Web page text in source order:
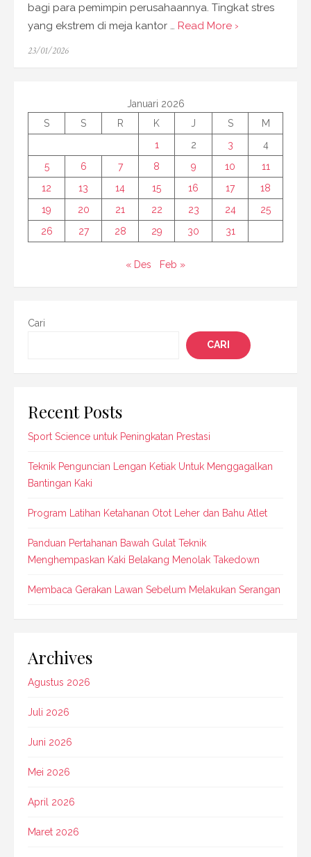
bagi para pemimpin perusahaannya. Tingkat stres
yang ekstrem di meja kantor … Read More ›
Posted
23/01/2026
Januari 2026
S
S R K J S
M
1
2 3
4
5
6 7 8 9 10
11
12
13 14 15 16 17
18
19
20 21 22 23 24
25
26
27 28 29 30 31
« Des Feb »
Cari
CARI
Recent Posts
Sport Science untuk Peningkatan Prestasi
Teknik Penguncian Lengan Ketiak Untuk Menggagalkan
Bantingan Kaki
Program Latihan Ketahanan Otot Leher dan Bahu Atlet
Panduan Pertahanan Bawah Gulat Teknik
Menghempaskan Kaki Belakang Menolak Takedown
Membaca Gerakan Lawan Sebelum Melakukan Serangan
Archives
Agustus 2026
Juli 2026
Juni 2026
Mei 2026
April 2026
Maret 2026